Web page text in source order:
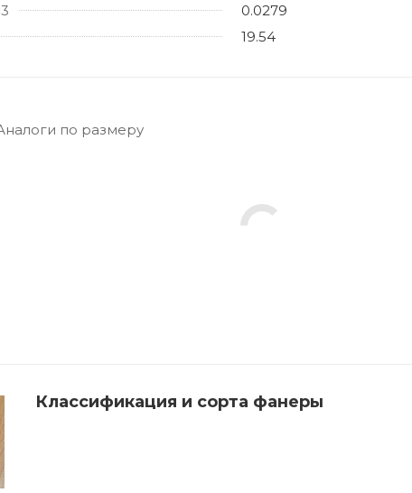
0.0279
19.54
по размеру
Классификация и сорта фанеры